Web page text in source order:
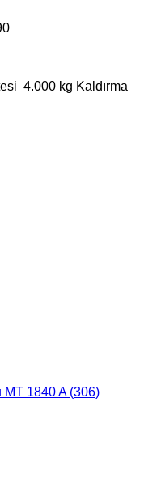
4.000 kg Kaldırma
MT 1840 A (306)